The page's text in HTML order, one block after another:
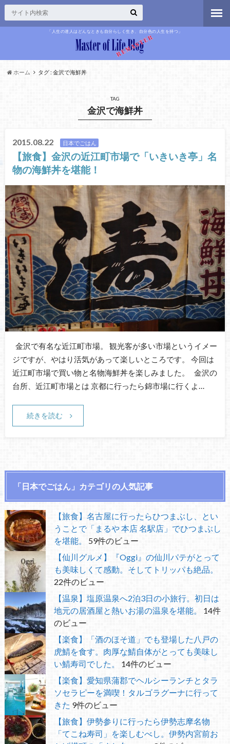
「人生の達人はどんなときも自分らしく生き、自分色の人生を持つ」
ホーム タグ : 金沢で海鮮丼
TAG
金沢で海鮮丼
2015.08.22 日本でごはん
【旅食】金沢の近江町市場で「いきいき亭」名
物の海鮮丼を堪能！
金沢で有名な近江町市場。 観光客が多い市場というイメー
ジですが、やはり活気があって楽しいところです。 今回は
近江町市場で買い物と名物海鮮丼を楽しみました。 金沢の
台所、近江町市場とは 京都に行ったら錦市場に行くよ…
続きを読む
「日本でごはん」カテゴリの人気記事
【旅食】名古屋に行ったらひつまぶし、とい
うことで「まるや 本店 名駅店」でひつまぶし
を堪能。
59件のビュー
【仙川グルメ】『Oggi』の仙川パテがとって
も美味しくて感動。そしてトリッパも絶品。
22件のビュー
【温泉】塩原温泉へ2泊3日の小旅行。初日は
地元の居酒屋と熱いお湯の温泉を堪能。
14件
のビュー
【楽食】「酒のほそ道」でも登場した八戸の
虎鯖を食す。肉厚な鯖自体がとっても美味し
い鯖寿司でした。
14件のビュー
【楽食】愛知県蒲郡でヘルシーランチとタラ
ソセラピーを満喫！タルゴラグーナに行って
きた 9件のビュー
【旅食】伊勢参りに行ったら伊勢志摩名物
「てこね寿司」を楽しむべし。伊勢内宮前お